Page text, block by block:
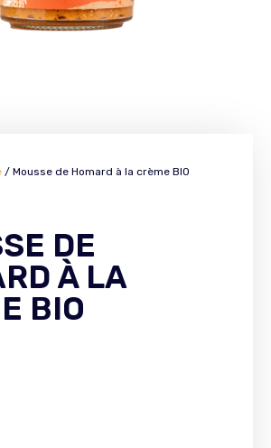
/ Mousse de Homard à la crème BIO
DE
À LA
BIO